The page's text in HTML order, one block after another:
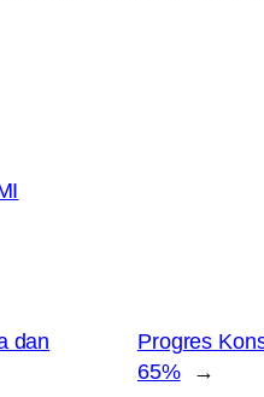
dan
Progres
65%
→